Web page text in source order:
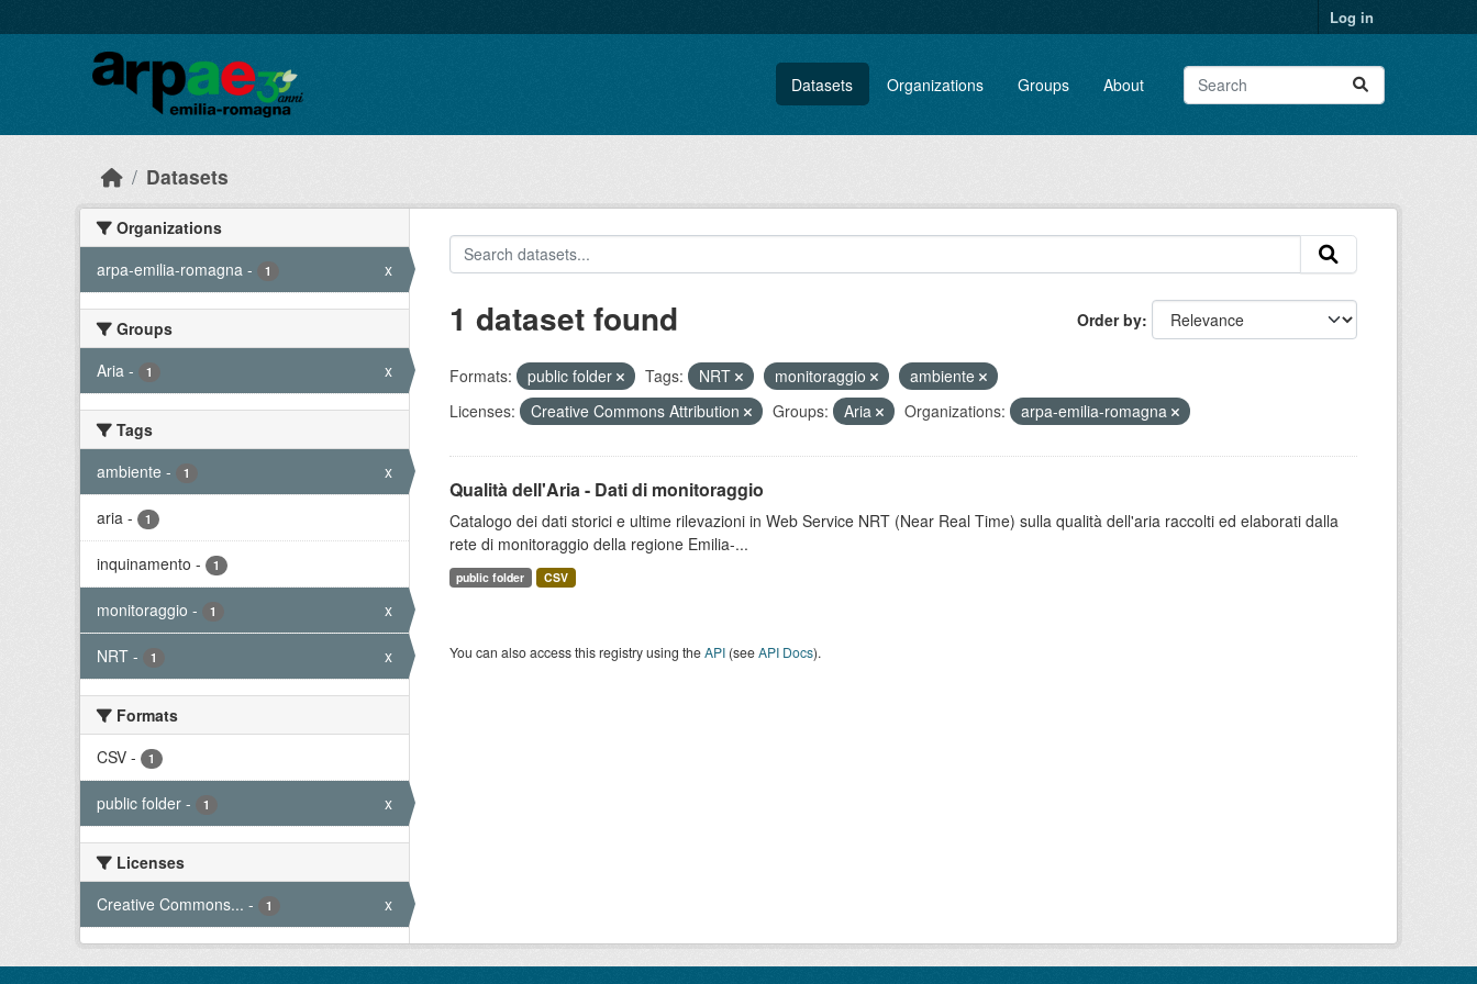
Log in
Datasets Organizations Groups About
Datasets
Organizations
arpa-emilia-romagna - 1 x
Groups
Aria - 1 x
Tags
ambiente - 1 x
aria - 1
inquinamento - 1
monitoraggio - 1 x
NRT - 1 x
Formats
CSV - 1
public folder - 1 x
Licenses
Creative Commons... - 1 x
Order by
1 dataset found
Formats: public folder Tags: NRT monitoraggio
ambiente
Licenses:
Creative Commons Attribution Groups: Aria Organizations: arpa-emilia-romagna
Qualità dell'Aria - Dati di monitoraggio
Catalogo dei dati storici e ultime rilevazioni in Web Service NRT (Near Real Time) sulla qualità dell'aria raccolti ed elaborati dalla
rete di monitoraggio della regione Emilia-...
public folder CSV
You can also access this registry using theAPI(seeAPI Docs).